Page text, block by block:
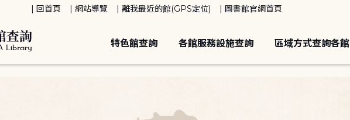
回首頁 網站導覽 離我最近的館(GPS定位) 圖書館官網首頁
特色館查詢 各館服務設施查詢 區域方式查詢各館